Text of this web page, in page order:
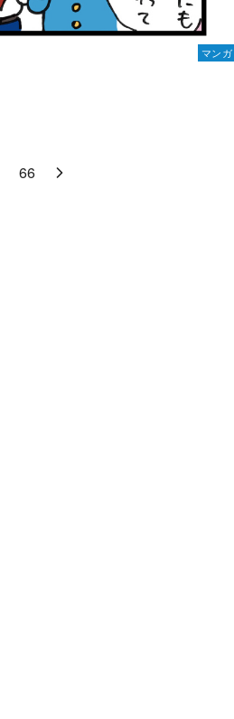
マンガ
66